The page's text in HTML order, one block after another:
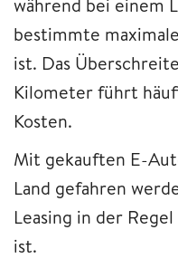
bestimmte
ist. Das
Kilometer führt
Kosten.
Mit gekauften E-
Land gefahren
Leasing in der
ist.